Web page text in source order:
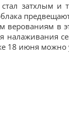
стал затхлым и
верованиям в
налаживания
18 июня можно